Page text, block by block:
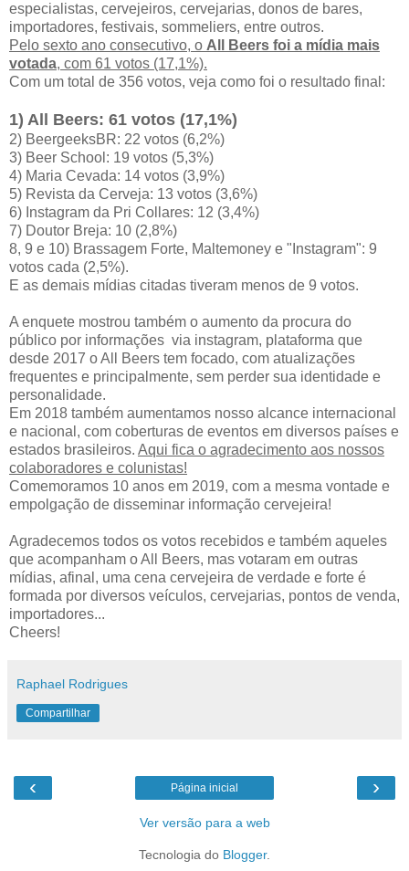
especialistas, cervejeiros, cervejarias, donos de bares,
importadores, festivais, sommeliers, entre outros.
Pelo sexto ano consecutivo, o All Beers foi a mídia mais
votada, com 61 votos (17,1%).
Com um total de 356 votos, veja como foi o resultado final:
1) All Beers: 61 votos (17,1%)
2) BeergeeksBR: 22 votos (6,2%)
3) Beer School: 19 votos (5,3%)
4) Maria Cevada: 14 votos (3,9%)
5) Revista da Cerveja: 13 votos (3,6%)
6) Instagram da Pri Collares: 12 (3,4%)
7) Doutor Breja: 10 (2,8%)
8, 9 e 10) Brassagem Forte, Maltemoney e "Instagram": 9
votos cada (2,5%).
E as demais mídias citadas tiveram menos de 9 votos.
A enquete mostrou também o aumento da procura do
público por informações via instagram, plataforma que
desde 2017 o All Beers tem focado, com atualizações
frequentes e principalmente, sem perder sua identidade e
personalidade.
Em 2018 também aumentamos nosso alcance internacional
e nacional, com coberturas de eventos em diversos países e
estados brasileiros. Aqui fica o agradecimento aos nossos
colaboradores e colunistas!
Comemoramos 10 anos em 2019, com a mesma vontade e
empolgação de disseminar informação cervejeira!
Agradecemos todos os votos recebidos e também aqueles
que acompanham o All Beers, mas votaram em outras
mídias, afinal, uma cena cervejeira de verdade e forte é
formada por diversos veículos, cervejarias, pontos de venda,
importadores...
Cheers!
Raphael Rodrigues
Compartilhar
‹ ›
Página inicial
Ver versão para a web
Tecnologia do Blogger.